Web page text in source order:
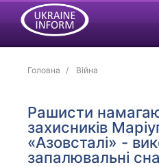
Головна Війна
Рашисти
захисників
«Азовсталі» -
запалювальні